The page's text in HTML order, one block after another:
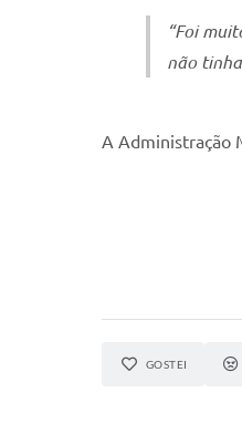
“Foi
não
A Administração
GOSTEI